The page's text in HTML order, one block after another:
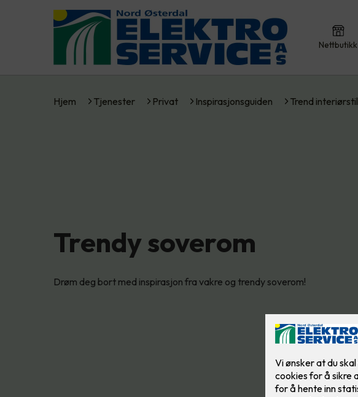
Nettbutikk
Hjem Tjenester Privat Inspirasjonsguiden Trend interiørstil
Trendy soverom
Drøm deg bort med inspirasjon fra vakre og trendy soverom!